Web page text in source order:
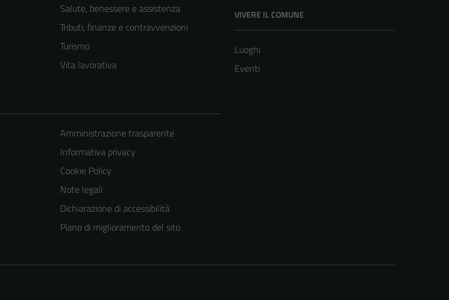
Salute, benessere e assistenza
Tributi, finanze e contravvenzioni
Turismo
Vita lavorativa
VIVERE IL COMUNE
Luoghi
Eventi
Amministrazione trasparente
Informativa privacy
Cookie Policy
Note legali
Dichiarazione di accessibilità
Piano di miglioramento del sito